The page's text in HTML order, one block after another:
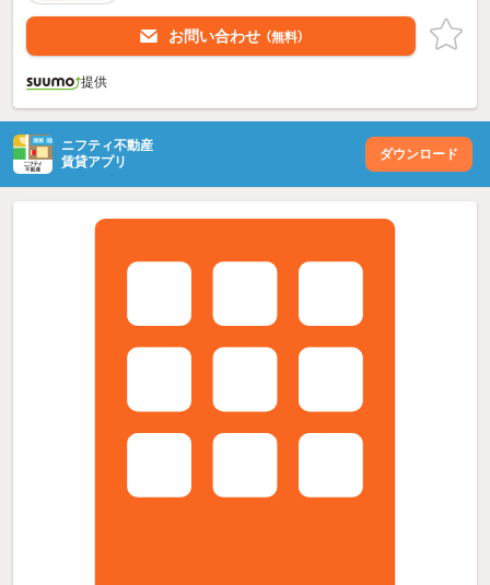
お問い合わせ （無料）
提供
ニフティ不動産
賃貸アプリ
ダウンロード